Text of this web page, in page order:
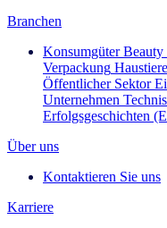
Branchen
Konsumgüter
Verpackung Haustiere
Öffentlicher Sektor
Unternehmen
Erfolgsgeschichten
Über uns
Kontaktieren Sie uns
Karriere